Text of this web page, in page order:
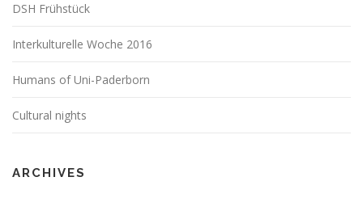
DSH Frühstück
Interkulturelle Woche 2016
Humans of Uni-Paderborn
Cultural nights
ARCHIVES